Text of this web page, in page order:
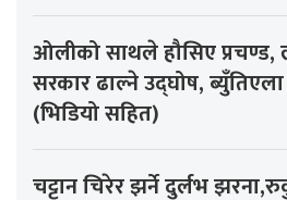
ओलीको साथले हौसिए प्रचण्ड,
सरकार ढाल्ने उद्घोष,
(भिडियो सहित)
चट्टान चिरेर झर्ने दुर्लभ